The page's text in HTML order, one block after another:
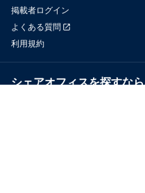
掲載者ログイン
よくある質問
利用規約
シェアオフィスを探すなら